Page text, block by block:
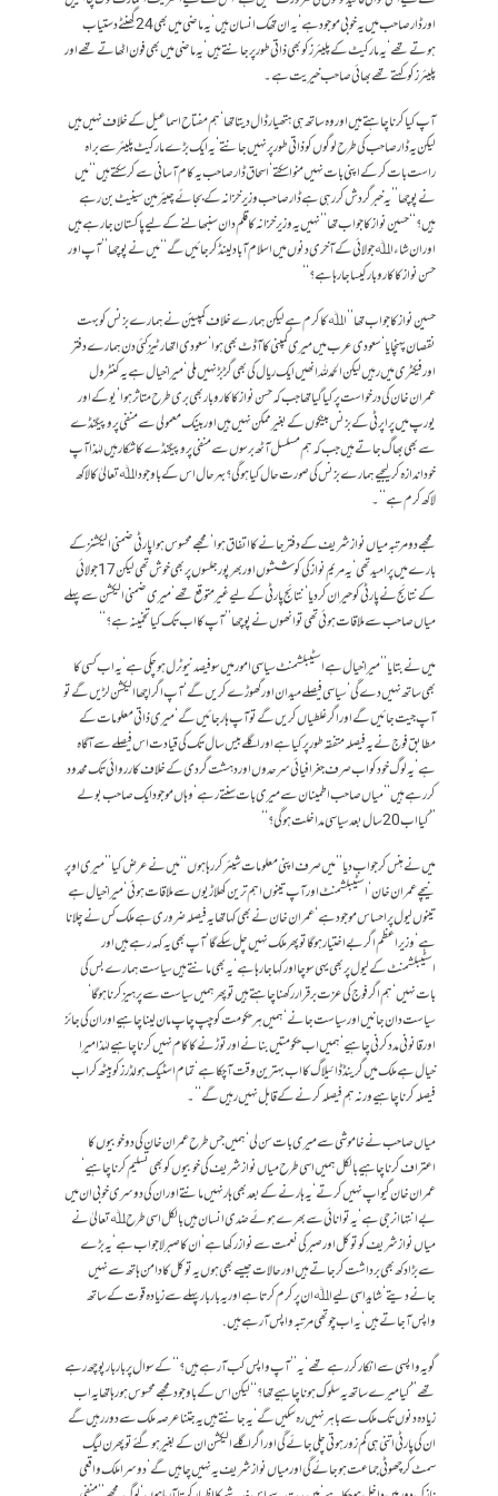
اور ڈار صاحب میں یہ خوبی موجود ہے‘ یہ ان تھک انسان ہیں‘ یہ ماضی میں بھی 24 گھنٹے دستیاب
ہوتے تھے‘ یہ مارکیٹ کے پلیئرز کو بھی ذاتی طور پر جانتے ہیں‘ یہ ماضی میں بھی فون اٹھاتے تھے اور
پلیئرزکو کہتے تھے بھائی صاحب خیریت ہے۔
آپ کیا کرنا چاہتے ہیں اور وہ ساتھ ہی ہتھیار ڈال دیتا تھا‘ ہم مفتاح اسماعیل کے خلاف نہیں ہیں
لیکن یہ ڈار صاحب کی طرح لوگوں کو ذاتی طور پر نہیں جانتے‘ یہ ایک بڑے مارکیٹ پلیئر سے براہ
راست بات کر کے اپنی بات نہیں منوا سکتے‘ اسحاق ڈار صاحب یہ کام آسانی سے کر سکتے ہیں‘‘ میں
نے پوچھا ’’یہ خبر گردش کر رہی ہے ڈار صاحب وزیر خزانہ کے بجائے چیئرمین سینیٹ بن رہے
ہیں؟‘‘ حسین نواز کا جواب تھا ’’نہیں یہ وزیرخزانہ کا قلم دان سنبھالنے کے لیے پاکستان جا رہے ہیں
اور ان شاء اﷲ جولائی کے آخری دنوں میں اسلام آباد لینڈ کر جائیں گے‘‘ میں نے پوچھا ’’آپ اور
حسن نواز کا کاروبار کیسا جا رہا ہے؟‘‘
حسین نواز کا جواب تھا ’’اﷲ کا کرم ہے لیکن ہمارے خلاف کمپیئن نے ہمارے بزنس کو بہت
نقصان پہنچایا‘ سعودی عرب میں میری کمپنی کا آڈٹ بھی ہوا‘ سعودی اتھارٹیز کئی دن ہمارے دفتر
اور فیکٹری میں رہیں لیکن الحمد للہ انھیں ایک ریال کی بھی گڑ بڑ نہیں ملی‘ میرا خیال ہے یہ کنٹرول
عمران خان کی درخواست پر کیا گیا تھا جب کہ حسن نواز کا کاروبار بھی بری طرح متاثر ہوا‘ یوکے اور
یورپ میں پراپرٹی کے بزنس بینکوں کے بغیر ممکن نہیں ہیں اور بینک معمولی سے منفی پروپیگنڈے
سے بھی بھاگ جاتے ہیں جب کہ ہم مسلسل آٹھ برسوں سے منفی پروپیگنڈے کا شکار ہیں لہٰذا آپ
خود اندازہ کر لیجیے ہمارے بزنس کی صورت حال کیا ہو گی؟ بہرحال اس کے باوجود اﷲ تعالیٰ کا لاکھ
لاکھ کرم ہے‘‘۔
مجھے دو مرتبہ میاں نواز شریف کے دفتر جانے کا اتفاق ہوا‘ مجھے محسوس ہوا پارٹی ضمنی الیکشنز کے
بارے میں پرامید تھی‘ یہ مریم نواز کی کوششوں اور بھرپور جلسوں پر بھی خوش تھی لیکن 17 جولائی
کے نتائج نے پارٹی کو حیران کر دیا‘ نتائج پارٹی کے لیے غیرمتوقع تھے‘ میری ضمنی الیکشن سے پہلے
میاں صاحب سے ملاقات ہوئی تھی تو انھوں نے پوچھا ’’آپ کا اب تک کیا تخمینہ ہے؟‘‘
میں نے بتایا ’’میرا خیال ہے اسٹیبلشمنٹ سیاسی امور میں سو فیصد نیوٹرل ہو چکی ہے‘ یہ اب کسی کا
بھی ساتھ نہیں دے گی‘ سیاسی فیصلے میدان اورگھوڑے کریں گے‘ آپ اگر اچھا الیکشن لڑیں گے تو
آپ جیت جائیں گے اور اگر غلطیاں کریں گے تو آپ ہار جائیں گے‘ میری ذاتی معلومات کے
مطابق فوج نے یہ فیصلہ متفقہ طور پر کیا ہے اور اگلے بیس سال تک کی قیادت اس فیصلے سے آگاہ
ہے‘ یہ لوگ خود کو اب صرف جغرافیائی سرحدوں اور دہشت گردی کے خلاف کارروائی تک محدود
کر رہے ہیں‘‘ میاں صاحب اطمینان سے میری بات سنتے رہے‘ وہاں موجود ایک صاحب بولے
’’کیا اب 20سال بعد سیاسی مداخلت ہو گی؟‘‘
میں نے ہنس کر جواب دیا ’’میں صرف اپنی معلومات شیئر کر رہا ہوں‘‘ میں نے عرض کیا ’’میری اوپر
نیچے عمران خان‘ اسٹیبلشمنٹ اور آپ تینوں اہم ترین کھلاڑیوں سے ملاقات ہوئی‘ میرا خیال ہے
تینوں لیول پر احساس موجود ہے‘ عمران خان نے بھی کہا تھا یہ فیصلہ ضروری ہے ملک کس نے چلانا
ہے‘ وزیراعظم اگر بے اختیار ہو گا تو پھر ملک نہیں چل سکے گا‘ آپ بھی یہ کہہ رہے ہیں اور
اسٹیبلشمنٹ کے لیول پر بھی یہی سوچا اور کہا جا رہا ہے‘ یہ بھی مانتے ہیں سیاست ہمارے بس کی
بات نہیں‘ ہم اگر فوج کی عزت برقرار رکھنا چاہتے ہیں تو پھر ہمیں سیاست سے پرہیز کرنا ہوگا‘
سیاست دان جانیں اور سیاست جانے‘ ہمیں ہر حکومت کو چپ چاپ مان لینا چاہیے اور ان کی جائز
اور قانونی مدد کرنی چاہیے‘ ہمیں اب حکومتیں بنانے اور توڑنے کا کام نہیں کرنا چاہیے لہٰذا میرا
خیال ہے ملک میں گرینڈ ڈائیلاگ کا اب بہترین وقت آ چکا ہے‘ تمام اسٹیک ہولڈرز کو بیٹھ کر اب
فیصلہ کرنا چاہیے ورنہ ہم فیصلہ کرنے کے قابل نہیں رہیں گے‘‘۔
میاں صاحب نے خاموشی سے میری بات سن لی‘ ہمیں جس طرح عمران خان کی دو خوبیوں کا
اعتراف کرنا چاہیے بالکل ہمیں اسی طرح میاں نواز شریف کی خوبیوں کو بھی تسلیم کرنا چاہیے‘
عمران خان گیواپ نہیں کرتے‘ یہ ہارنے کے بعد بھی ہار نہیں مانتے اور ان کی دوسری خوبی ان میں
بے انتہا انرجی ہے‘ یہ توانائی سے بھرے ہوئے ضدی انسان ہیں بالکل اسی طرح ﷲ تعالیٰ نے
میاں نواز شریف کو توکل اور صبر کی نعمت سے نواز رکھا ہے‘ ان کا صبر لاجواب ہے‘ یہ بڑے
سے بڑا دکھ بھی برداشت کر جاتے ہیں اور حالات جیسے بھی ہوں یہ توکل کا دامن ہاتھ سے نہیں
جانے دیتے‘ شاید اسی لیے اﷲ ان پر کرم کرتا ہے اور یہ بار بار پہلے سے زیادہ قوت کے ساتھ
واپس آ جاتے ہیں‘ یہ اب چوتھی مرتبہ واپس آ رہے ہیں.
گویہ واپسی سے انکار کر رہے تھے‘ یہ ’’آپ واپس کب آ رہے ہیں؟‘‘ کے سوال پر بار بار پوچھ رہے
تھے ’’ کیا میرے ساتھ یہ سلوک ہونا چاہیے تھا؟‘‘ لیکن اس کے باوجود مجھے محسوس ہو رہا تھا یہ اب
زیادہ دنوں تک ملک سے باہر نہیں رہ سکیں گے‘ یہ جانتے ہیں یہ جتنا عرصہ ملک سے دور رہیں گے
ان کی پارٹی اتنی ہی کم زور ہوتی چلی جائے گی اور اگر اگلے الیکشن ان کے بغیر ہو گئے تو پھر ن لیگ
سمٹ کر چھوٹی جماعت ہو جائے گی اور میاں نواز شریف یہ نہیں چاہیں گے‘ دوسرا ملک واقعی